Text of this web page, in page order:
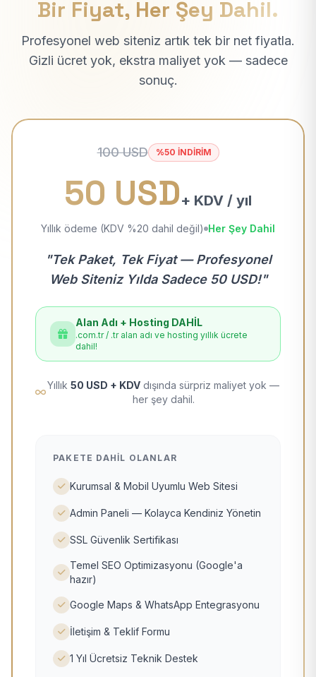
Bir Fiyat, Her Şey Dahil.
Profesyonel web siteniz artık tek bir net fiyatla.
Gizli ücret yok, ekstra maliyet yok — sadece
sonuç.
100 USD %50 İNDİRİM
50 USD+ KDV / yıl
Yıllık ödeme (KDV %20 dahil değil) Her Şey Dahil
"Tek Paket, Tek Fiyat — Profesyonel
Web Siteniz Yılda Sadece 50 USD!"
Alan Adı + Hosting DAHİL
.com.tr / .tr alan adı ve hosting yıllık ücrete
dahil!
Yıllık 50 USD + KDV dışında sürpriz maliyet yok —
her şey dahil.
PAKETE DAHIL OLANLAR
Kurumsal & Mobil Uyumlu Web Sitesi
Admin Paneli — Kolayca Kendiniz Yönetin
SSL Güvenlik Sertifikası
Temel SEO Optimizasyonu (Google'a
hazır)
Google Maps & WhatsApp Entegrasyonu
İletişim & Teklif Formu
1 Yıl Ücretsiz Teknik Destek